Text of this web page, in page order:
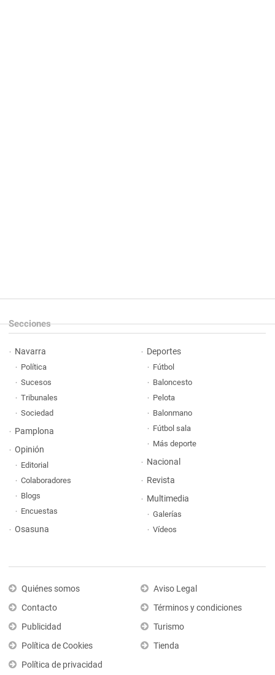
Secciones
Navarra
Política
Sucesos
Tribunales
Sociedad
Pamplona
Opinión
Editorial
Colaboradores
Blogs
Encuestas
Osasuna
Deportes
Fútbol
Baloncesto
Pelota
Balonmano
Fútbol sala
Más deporte
Nacional
Revista
Multimedia
Galerías
Vídeos
Quiénes somos
Contacto
Publicidad
Política de Cookies
Política de privacidad
Aviso Legal
Términos y condiciones
Turismo
Tienda